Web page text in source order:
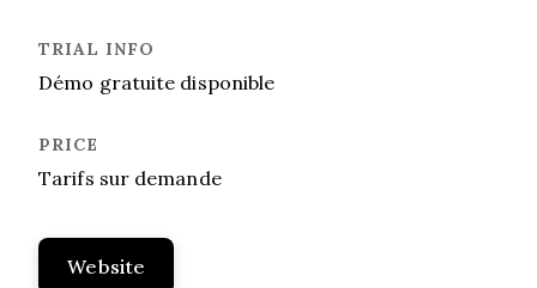
Démo gratuite disponible
Tarifs sur demande
Website